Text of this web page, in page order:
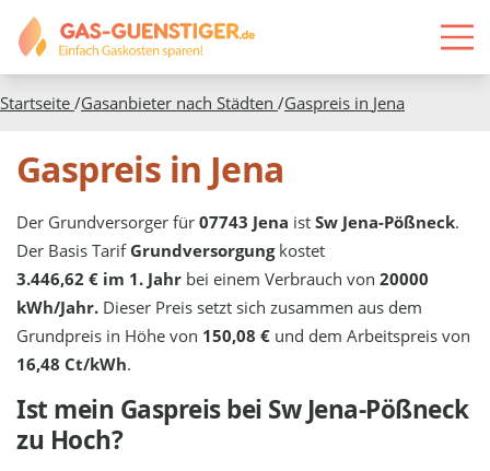
Startseite /Gasanbieter nach Städten /Gaspreis in Jena
Gaspreis in Jena
Der Grundversorger für07743 Jena istSw Jena-Pößneck.
Der Basis Tarif Grundversorgungkostet
3.446,62 € im 1. Jahr bei einem Verbrauch von20000
kWh/Jahr. Dieser Preis setzt sich zusammen aus dem
Grundpreis in Höhe von 150,08 € und dem Arbeitspreis von
16,48 Ct/kWh.
Ist mein Gaspreis bei Sw Jena-Pößneck
zu Hoch?